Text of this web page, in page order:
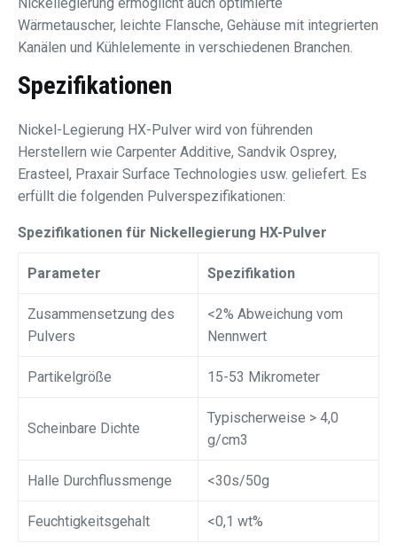
Wärmetauscher, leichte Flansche, Gehäuse mit integrierten
Kanälen und Kühlelemente in verschiedenen Branchen.
Spezifikationen
Nickel-Legierung HX-Pulver wird von führenden
Herstellern wie Carpenter Additive, Sandvik Osprey,
Erasteel, Praxair Surface Technologies usw. geliefert. Es
erfüllt die folgenden Pulverspezifikationen:
Spezifikationen für Nickellegierung HX-Pulver
Parameter Spezifikation
Zusammensetzung des
Pulvers
<2% Abweichung vom
Nennwert
Partikelgröße 15-53 Mikrometer
Scheinbare Dichte
Typischerweise > 4,0
g/cm3
Halle Durchflussmenge <30s/50g
Feuchtigkeitsgehalt <0,1 wt%